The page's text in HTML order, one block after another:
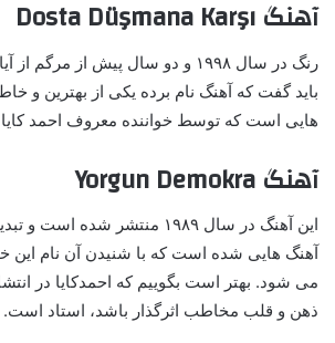
آهنگ Dosta Düşmana Karşı
رنگ در سال ۱۹۹۸ و دو سال پیش از
باید گفت که آهنگ نام برده یکی از بهترین و
هایی است که توسط خواننده معروف احمد
آهنگ Yorgun Demokra
این آهنگ در سال ۱۹۸۹ منتشر شده
آهنگ هایی شده است که با شنیدن آن نام این
می شود. بهتر است بگوییم که احمدکایا در
ذهن و قلب مخاطب اثرگذار باشد، استاد است.